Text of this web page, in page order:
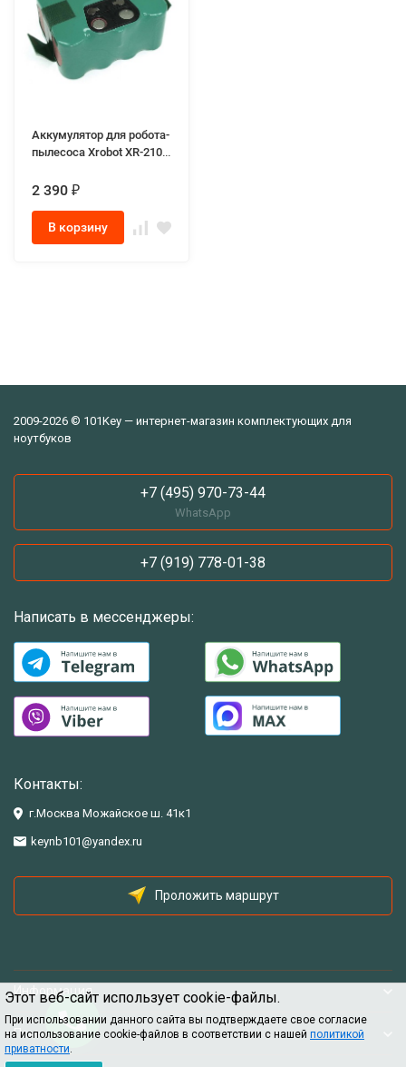
Этот веб-сайт использует cookie-файлы.
При использовании данного сайта вы подтверждаете свое согласие
на использование cookie-файлов в соответствии с нашей политикой
приватности.
Аккумулятор для робота-
пылесоса Xrobot XR-210
(14.4V 3500mAh)
2 390 ₽
В корзину
2009-2026 © 101Key — интернет-магазин комплектующих для
ноутбуков
+7 (495) 970-73-44
WhatsApp
+7 (919) 778-01-38
Написать в мессенджеры:
Контакты:
г.Москва Можайское ш. 41к1
keynb101@yandex.ru
Проложить маршрут
Информация
Помощь